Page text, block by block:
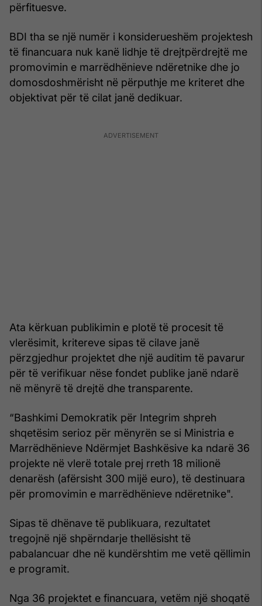
përfituesve.
BDI tha se një numër i konsiderueshëm projektesh
të financuara nuk kanë lidhje të drejtpërdrejtë me
promovimin e marrëdhënieve ndëretnike dhe jo
domosdoshmërisht në përputhje me kriteret dhe
objektivat për të cilat janë dedikuar.
Ata kërkuan publikimin e plotë të procesit të
vlerësimit, kritereve sipas të cilave janë
përzgjedhur projektet dhe një auditim të pavarur
për të verifikuar nëse fondet publike janë ndarë
në mënyrë të drejtë dhe transparente.
“Bashkimi Demokratik për Integrim shpreh
shqetësim serioz për mënyrën se si Ministria e
Marrëdhënieve Ndërmjet Bashkësive ka ndarë 36
projekte në vlerë totale prej rreth 18 milionë
denarësh (afërsisht 300 mijë euro), të destinuara
për promovimin e marrëdhënieve ndëretnike".
Sipas të dhënave të publikuara, rezultatet
tregojnë një shpërndarje thellësisht të
pabalancuar dhe në kundërshtim me vetë qëllimin
e programit.
Nga 36 projektet e financuara, vetëm një shoqatë